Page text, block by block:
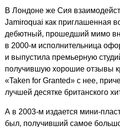
В Лондоне же Сия
Jamiroquai как приглашенная
дебютный, прошедший мимо
в 2000-м исполнительница
и выпустила премьерную
получившую хорошие отзывы
«Taken for Granted» с нее,
лучшей десятке британского
А в 2003-м издается мини-
был, получивший самое